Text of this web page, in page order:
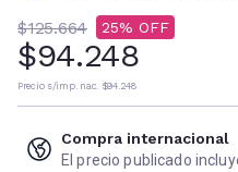
$125.664 25
$94.248
Precio s/imp. nac. $94.248
Compra internacional
El precio publicado